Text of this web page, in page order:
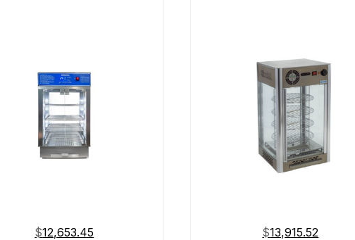
$12,653.45
$13,915.52